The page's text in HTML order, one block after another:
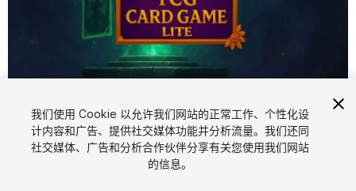
1/11
我们使用 Cookie 以允许我们网站的正常工作、个性化设
计内容和广告、提供社交媒体功能并分析流量。我们还同
社交媒体、广告和分析合作伙伴分享有关您使用我们网站
的信息。